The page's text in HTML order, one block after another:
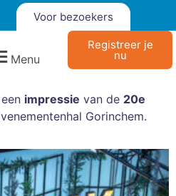
Voor bezoekers
Menu
Registreer je
nu
impressie van de 20e
Gorinchem.